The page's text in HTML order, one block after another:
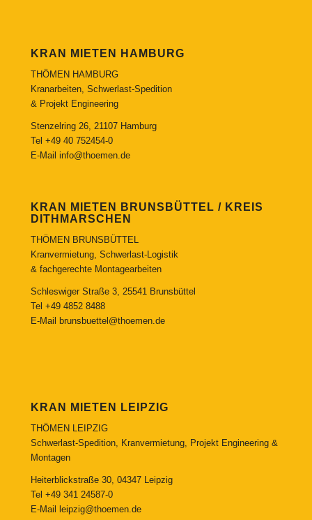
KRAN MIETEN HAMBURG
THÖMEN HAMBURG
Kranarbeiten, Schwerlast-Spedition
& Projekt Engineering
Stenzelring 26, 21107 Hamburg
Tel +49 40 752454-0
E-Mail info@thoemen.de
KRAN MIETEN BRUNSBÜTTEL / KREIS
DITHMARSCHEN
THÖMEN BRUNSBÜTTEL
Kranvermietung, Schwerlast-Logistik
& fachgerechte Montagearbeiten
Schleswiger Straße 3, 25541 Brunsbüttel
Tel +49 4852 8488
E-Mail
brunsbuettel@thoemen.de
KRAN MIETEN LEIPZIG
THÖMEN LEIPZIG
Schwerlast-Spedition, Kranvermietung, Projekt Engineering &
Montagen
Heiterblickstraße 30, 04347 Leipzig
Tel +49 341 24587-0
E-Mail
leipzig@thoemen.de